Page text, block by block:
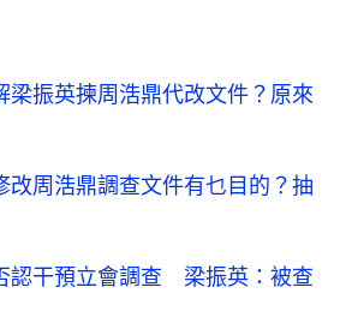
梁振英揀周浩鼎代改文件？原來
改周浩鼎調查文件有乜目的？抽
認干預立會調查 梁振英：被查